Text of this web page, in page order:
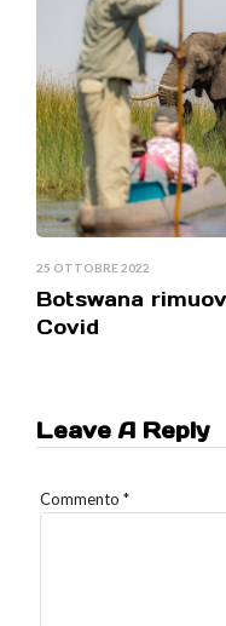
25 OTTOBRE 2022
Botswana
Covid
Leave A Reply
Commento *